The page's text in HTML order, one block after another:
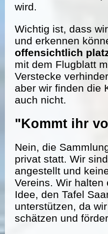
wird.
Wichtig ist, dass
und erkennen
offensichtlich
mit dem Flugblatt
Verstecke
aber wir finden die
auch nicht.
"Kommt ihr
Nein, die
privat statt. Wir
angestellt und
Vereins. Wir halten
Idee, den Tafel
unterstützen, da
schätzen und